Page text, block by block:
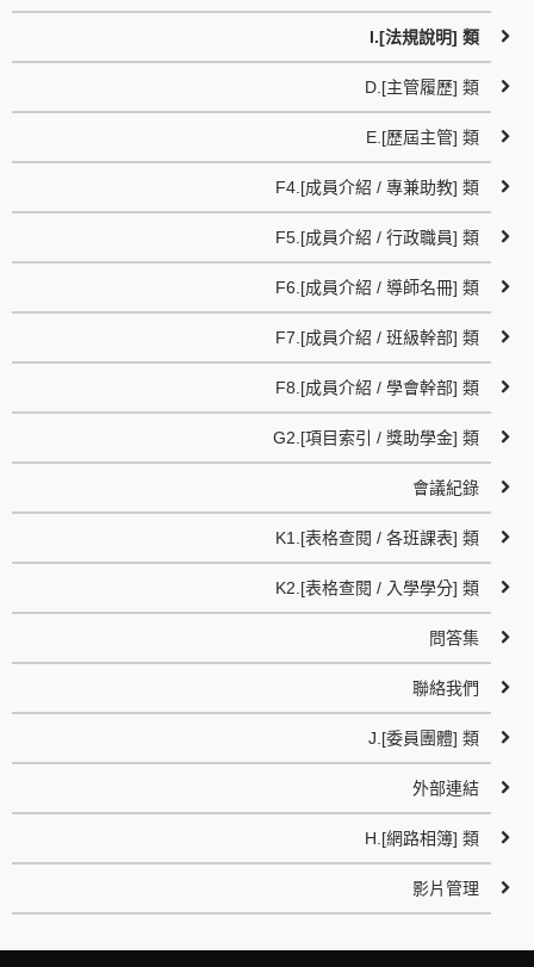
I.[法規說明] 類
D.[主管履歷] 類
E.[歷屆主管] 類
F4.[成員介紹 / 專兼助教] 類
F5.[成員介紹 / 行政職員] 類
F6.[成員介紹 / 導師名冊] 類
F7.[成員介紹 / 班級幹部] 類
F8.[成員介紹 / 學會幹部] 類
G2.[項目索引 / 獎助學金] 類
會議紀錄
K1.[表格查閱 / 各班課表] 類
K2.[表格查閱 / 入學學分] 類
問答集
聯絡我們
J.[委員團體] 類
外部連結
H.[網路相簿] 類
影片管理